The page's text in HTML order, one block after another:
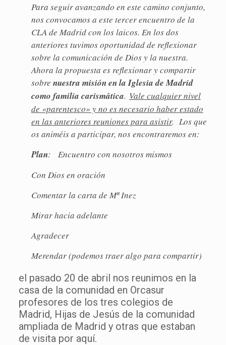
Para seguir avanzando en este camino conjunto,
nos convocamos a este tercer encuentro de la
CLA de Madrid con los laicos. En los dos
anteriores tuvimos oportunidad de reflexionar
sobre la comunicación de Dios y la nuestra.
Ahora la propuesta es reflexionar y compartir
sobre nuestra misión en la Iglesia de Madrid
como familia carismática. Vale cualquier nivel
de «parentesco» y no es necesario haber estado
en las anteriores reuniones para asistir. Los que
os animéis a participar, nos encontraremos en:
Plan: Encuentro con nosotros mismos
Con Dios en oración
Comentar la carta de Mª Inez
Mirar hacia adelante
Agradecer
Merendar (podemos traer algo para compartir)
el pasado 20 de abril nos reunimos en la
casa de la comunidad en Orcasur
profesores de los tres colegios de
Madrid, Hijas de Jesús de la comunidad
ampliada de Madrid y otras que estaban
de visita por aquí.